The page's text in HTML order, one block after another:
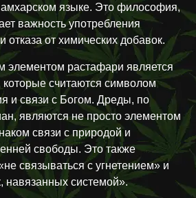
амхарском языке. Это философия,
важность употребления
отказа от химических добавок.
элементом растафари является
считаются символом
и связи с Богом. Дреды, по
являются не просто элементом
связи с природой и
свободы. Это также
связываться с угнетением» и
навязанных системой».